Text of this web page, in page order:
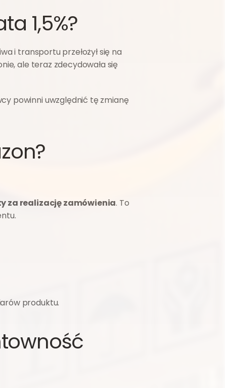
1,5%?
i transportu przełożył się na
ale teraz zdecydowała się
powinni uwzględnić tę zmianę
za realizację zamówienia. To
produktu.